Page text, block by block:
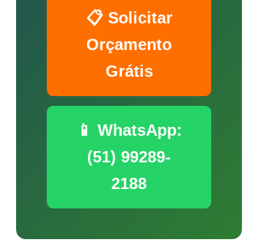
📋 Solicitar
Orçamento
Grátis
📱 WhatsApp:
(51) 99289-
2188